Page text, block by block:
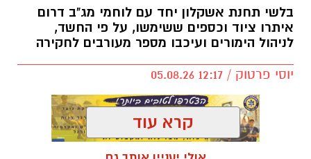
בלשי תחנת אשקלון יחד עם לוחמי מג"ב דרום
איתרו ציוד וכספים ששימשו, על פי החשד,
לניהול הימורים ועיכבו מספר מעורבים לחקירה
יוסי פרטוק / 12:17 05.08.26
קרא עוד